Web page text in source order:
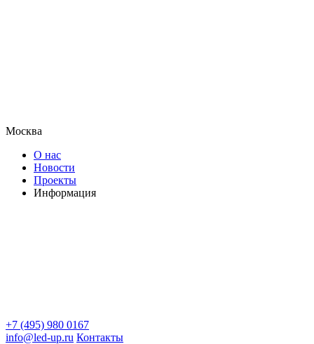
Москва
О нас
Новости
Проекты
Информация
+7 (495) 980 0167
info@led-up.ru Контакты